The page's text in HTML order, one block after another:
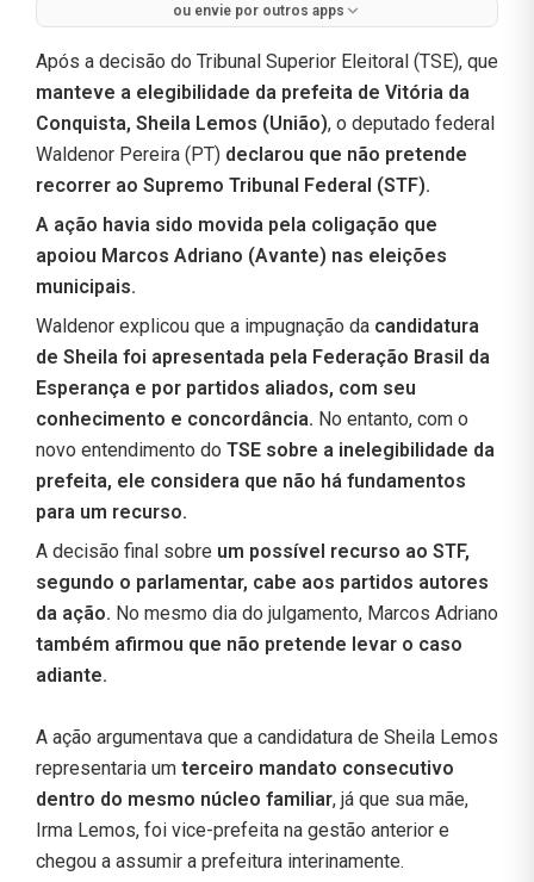
ou envie por outros apps
Após a decisão do Tribunal Superior Eleitoral (TSE), que
manteve a elegibilidade da prefeita de Vitória da
Conquista, Sheila Lemos (União), o deputado federal
Waldenor Pereira (PT) declarou que não pretende
recorrer ao Supremo Tribunal Federal (STF).
A ação havia sido movida pela coligação que
apoiou Marcos Adriano (Avante) nas eleições
municipais.
Waldenor explicou que a impugnação da candidatura
de Sheila foi apresentada pela Federação Brasil da
Esperança e por partidos aliados, com seu
conhecimento e concordância. No entanto, com o
novo entendimento do TSE sobre a inelegibilidade da
prefeita, ele considera que não há fundamentos
para um recurso.
A decisão final sobre um possível recurso ao STF,
segundo o parlamentar, cabe aos partidos autores
da ação. No mesmo dia do julgamento, Marcos Adriano
também afirmou que não pretende levar o caso
adiante.
A ação argumentava que a candidatura de Sheila Lemos
representaria um terceiro mandato consecutivo
dentro do mesmo núcleo familiar, já que sua mãe,
Irma Lemos, foi vice-prefeita na gestão anterior e
chegou a assumir a prefeitura interinamente.